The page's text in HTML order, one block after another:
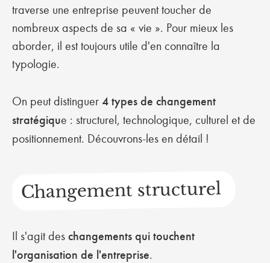
traverse une entreprise peuvent toucher de
nombreux aspects de sa « vie ». Pour mieux les
aborder, il est toujours utile d'en connaître la
typologie.
On peut distinguer 4 types de changement
stratégique : structurel, technologique, culturel et de
positionnement. Découvrons-les en détail !
Changement structurel
Il s'agit des changements qui touchent
l'organisation de l'entreprise.